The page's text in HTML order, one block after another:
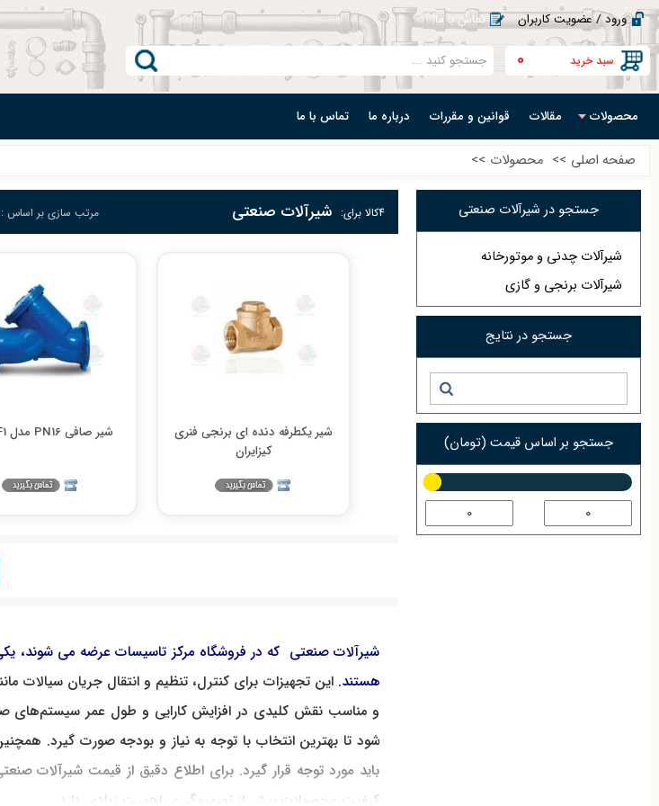
ورود / عضویت کاربران تماس با ما
سبد خرید 0
محصولات مقالات قوانین و مقررات درباره ما تماس با ما
صفحه اصلی >> محصولات >>
جستجو در شیرآلات صنعتی
شیرآلات چدنی و موتورخانه
شیرآلات برنجی و گازی
جستجو در نتایج
جستجو بر اساس قیمت (تومان)
4کالا برای: شیرآلات صنعتی مرتب سازی بر اساس :
شیر یکطرفه دنده ای برنجی فنری
کیزایران
شیر صافی PN16 مدل F1 فاراب
شیرآلات صنعتی که در فروشگاه مرکز تاسیسات عرضه می شوند،
هستند. این تجهیزات برای کنترل، تنظیم و انتقال جریان سیالات
و مناسب نقش کلیدی در افزایش کارایی و طول عمر سیستم‌های
شود تا بهترین انتخاب با توجه به نیاز و بودجه صورت گیرد.
باید مورد توجه قرار گیرد. برای اطلاع دقیق از قیمت شیرآلات
کیفیت
محصولات پیش از تصمیم‌گیری اهمیت زیادی دارد